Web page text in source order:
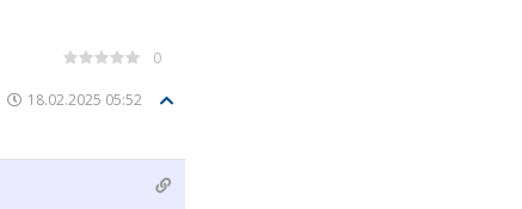
0
18.02.2025 05:52